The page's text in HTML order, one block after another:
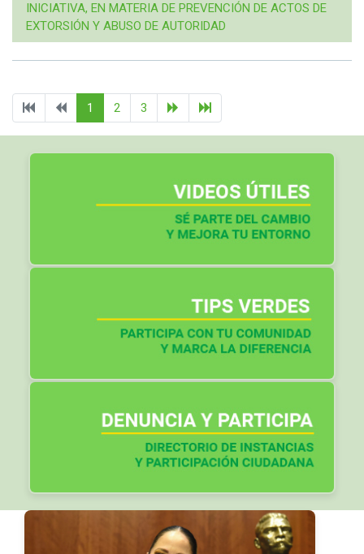
INICIATIVA, EN MATERIA DE PREVENCIÓN DE ACTOS DE
EXTORSIÓN Y ABUSO DE AUTORIDAD
1 2 3